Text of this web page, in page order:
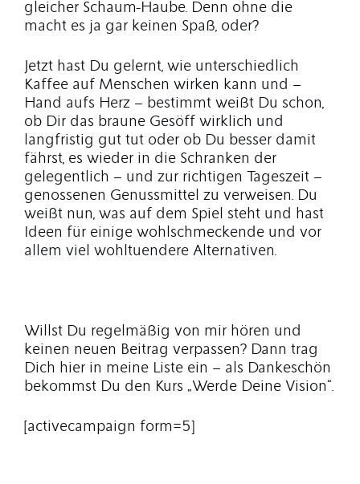
gleicher Schaum-Haube. Denn ohne die
macht es ja gar keinen Spaß, oder?
Jetzt hast Du gelernt, wie unterschiedlich
Kaffee auf Menschen wirken kann und –
Hand aufs Herz – bestimmt weißt Du schon,
ob Dir das braune Gesöff wirklich und
langfristig gut tut oder ob Du besser damit
fährst, es wieder in die Schranken der
gelegentlich – und zur richtigen Tageszeit –
genossenen Genussmittel zu verweisen. Du
weißt nun, was auf dem Spiel steht und hast
Ideen für einige wohlschmeckende und vor
allem viel wohltuendere Alternativen.
Willst Du regelmäßig von mir hören und
keinen neuen Beitrag verpassen? Dann trag
Dich hier in meine Liste ein – als Dankeschön
bekommst Du den Kurs „Werde Deine Vision“.
[activecampaign form=5]